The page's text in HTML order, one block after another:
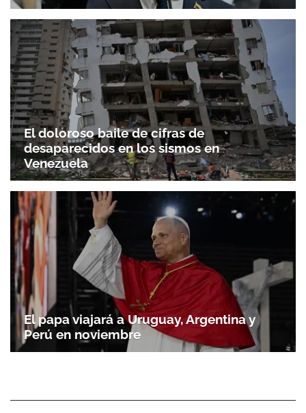
El doloroso baile de cifras de
desaparecidos en los sismos en
Venezuela
El papa viajará a Uruguay, Argentina y
Perú en noviembre